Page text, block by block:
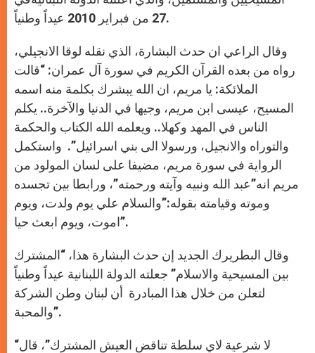
27 من فبراير 2010 عيداً وطنياً.
وقال الراعي ان حدث البشارة، الذي نقله لوقا الانجيلي،
رواه من بعده القرآن الكريم في سورة آل عمران: “قالت
الملائكة: يا مريم، ان الله يبشرك بكلمة منه اسمه
المسيح، عيسى ابن مريم، وجيها في الدنيا والآخرة.. يكلم
الناس في المهد وكهلا.. ويعلمه الله الكتاب والحكمة
والتوراه والانجيل، ورسولا الى بني اسرائيل”. واستكمل
الرواية في سورة مريم، مضيفا على لسان المولود من
مريم انه”عبد الله ونبيه وآيته ورحمته”، ورابطا بين تجسده
وموته وقيامته بقوله:”والسلام علي يوم ولدت، ويوم
اموت، ويوم ابعث حيا”.
وقال البطريرك الجديد إن حدث البشارة هذا، “المشترك
بين المسيحية والاسلام” جعلته الدولة اللبنانية عيداً وطنياً
لتعلن من خلال هذا المبادرة أن لبنان وطن الشركة
والمحبة”.
“لا شرعية لاي سلطة تناقض العيش المشترك”، قال